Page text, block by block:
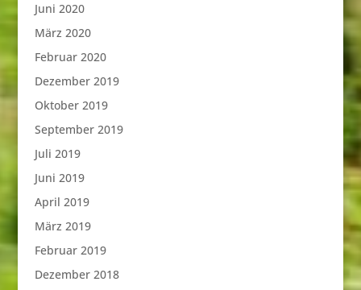
Juni 2020
März 2020
Februar 2020
Dezember 2019
Oktober 2019
September 2019
Juli 2019
Juni 2019
April 2019
März 2019
Februar 2019
Dezember 2018